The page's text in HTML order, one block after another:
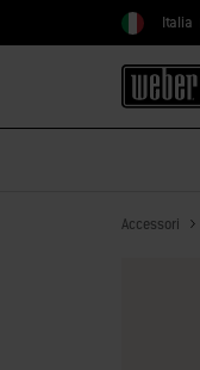
Scegli paese
Italia
Accessori